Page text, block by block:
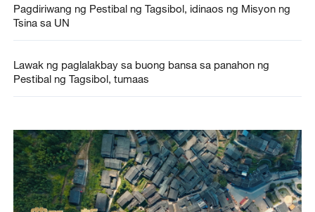
Pagdiriwang ng Pestibal ng Tagsibol, idinaos ng Misyon ng
Tsina sa UN
Lawak ng paglalakbay sa buong bansa sa panahon ng
Pestibal ng Tagsibol, tumaas